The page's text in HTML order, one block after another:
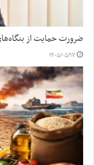
ضرورت حمایت از
۱۴۰۵/۰۵/۱۷